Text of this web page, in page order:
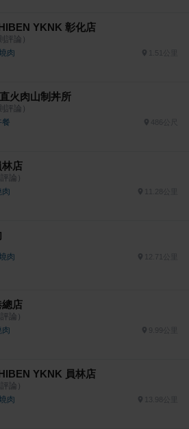
YKNK 彰化店
評論）
肉 1.51公里
火肉山制丼所
評論）
餐 486公尺
店
論）
肉
肉
總店
論）
肉
YKNK 員林店
論）
肉